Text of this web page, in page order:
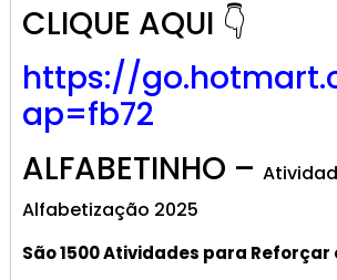
CLIQUE AQUI 👇
https://
ap=fb72
ALFABETINHO –
Alfabetização 2025
São 1500 Atividades para Reforçar